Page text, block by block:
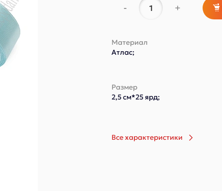
- +
Материал
Атлас;
Размер
2,5 см*25 ярд;
Все характеристики